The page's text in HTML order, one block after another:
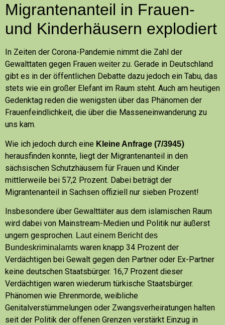
Migrantenanteil in Frauen-
und Kinderhäusern explodiert
In Zeiten der Corona-Pandemie nimmt die Zahl der
Gewalttaten gegen Frauen weiter zu. Gerade in Deutschland
gibt es in der öffentlichen Debatte dazu jedoch ein Tabu, das
stets wie ein großer Elefant im Raum steht. Auch am heutigen
Gedenktag reden die wenigsten über das Phänomen der
Frauenfeindlichkeit, die über die Masseneinwanderung zu
uns kam.
Wie ich jedoch durch eine Kleine Anfrage (7/3945)
herausfinden konnte, liegt der Migrantenanteil in den
sächsischen Schutzhäusern für Frauen und Kinder
mittlerweile bei 57,2 Prozent. Dabei beträgt der
Migrantenanteil in Sachsen offiziell nur sieben Prozent!
Insbesondere über Gewalttäter aus dem islamischen Raum
wird dabei von Mainstream-Medien und Politik nur äußerst
ungern gesprochen. Laut einem Bericht des
Bundeskriminalamts waren knapp 34 Prozent der
Verdächtigen bei Gewalt gegen den Partner oder Ex-Partner
keine deutschen Staatsbürger. 16,7 Prozent dieser
Verdächtigen waren wiederum türkische Staatsbürger.
Phänomen wie Ehrenmorde, weibliche
Genitalverstümmelungen oder Zwangsverheiratungen halten
seit der Politik der offenen Grenzen verstärkt Einzug in